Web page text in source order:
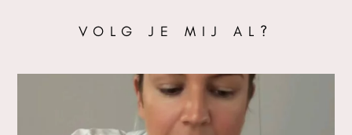
VOLG JE MIJ AL?